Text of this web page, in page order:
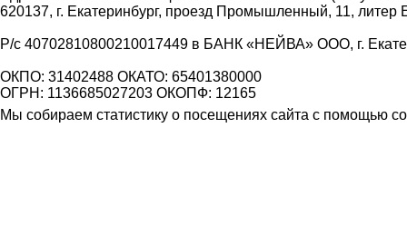
620137, г. Екатеринбург, проезд Промышленный, 11, литер
Р/с 40702810800210017449 в БАНК «НЕЙВА» ООО, г.
ОКПО: 31402488 ОКАТО: 65401380000
ОГРН: 1136685027203 ОКОПФ: 12165
Мы собираем статистику о посещениях сайта с помощью